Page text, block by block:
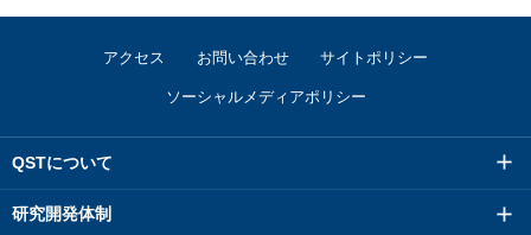
アクセス お問い合わせ サイトポリシー
ソーシャルメディアポリシー
QSTについて
研究開発体制